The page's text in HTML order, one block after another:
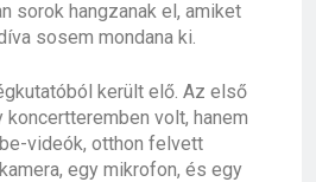
sorok hangzanak el, amiket
sosem mondana ki.
került elő. Az első
koncertteremben volt, hanem
videók, otthon felvett
egy mikrofon, és egy